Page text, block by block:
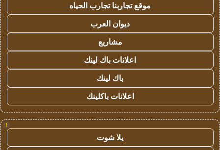
موقع تجاربنا تجارب الحياه
ديوان العرب
مشاريع
اعلانات باك لينك
باك لينك
اعلانات باكلينك
!
يلا شوت